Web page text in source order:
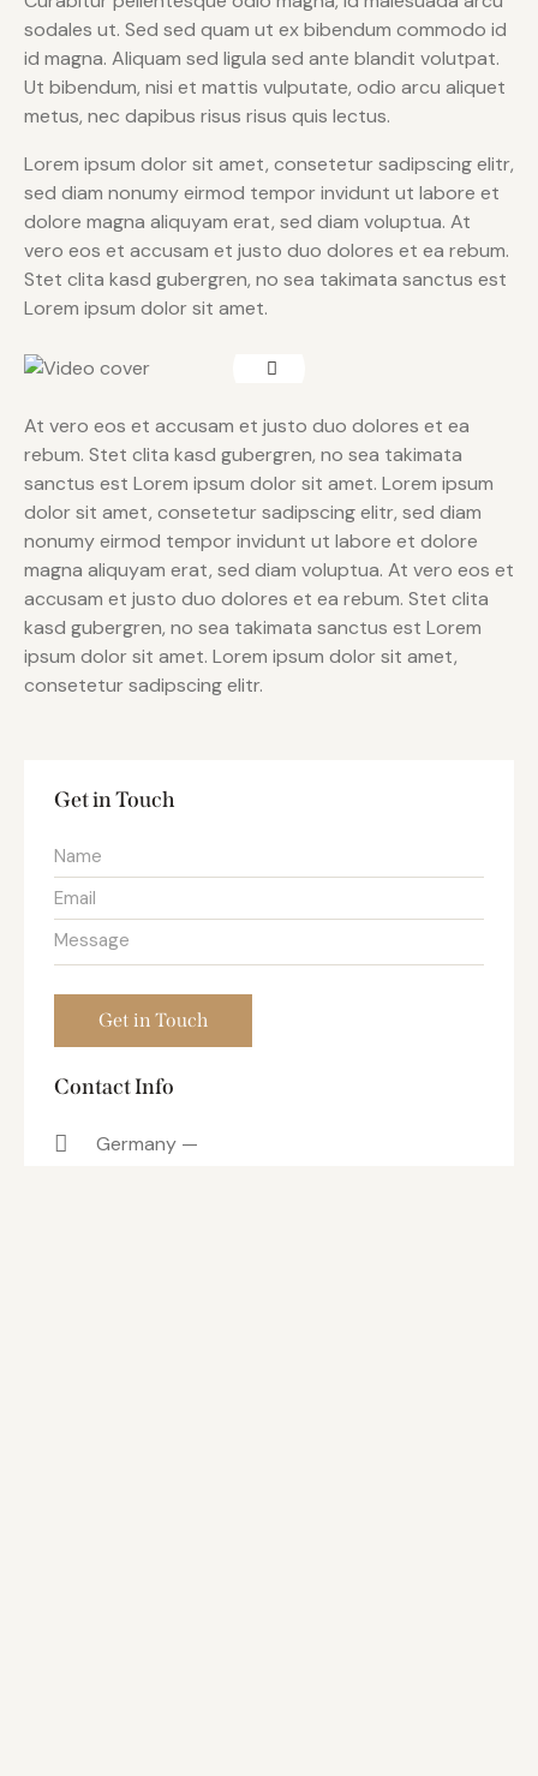
sodales ut. Sed sed quam ut ex bibendum commodo id
id magna. Aliquam sed ligula sed ante blandit volutpat.
Ut bibendum, nisi et mattis vulputate, odio arcu aliquet
metus, nec dapibus risus risus quis lectus.
Lorem ipsum dolor sit amet, consetetur sadipscing elitr,
sed diam nonumy eirmod tempor invidunt ut labore et
dolore magna aliquyam erat, sed diam voluptua. At
vero eos et accusam et justo duo dolores et ea rebum.
Stet clita kasd gubergren, no sea takimata sanctus est
Lorem ipsum dolor sit amet.
At vero eos et accusam et justo duo dolores et ea
rebum. Stet clita kasd gubergren, no sea takimata
sanctus est Lorem ipsum dolor sit amet. Lorem ipsum
dolor sit amet, consetetur sadipscing elitr, sed diam
nonumy eirmod tempor invidunt ut labore et dolore
magna aliquyam erat, sed diam voluptua. At vero eos et
accusam et justo duo dolores et ea rebum. Stet clita
kasd gubergren, no sea takimata sanctus est Lorem
ipsum dolor sit amet. Lorem ipsum dolor sit amet,
consetetur sadipscing elitr.
Get in Touch
Contact Info
Germany —